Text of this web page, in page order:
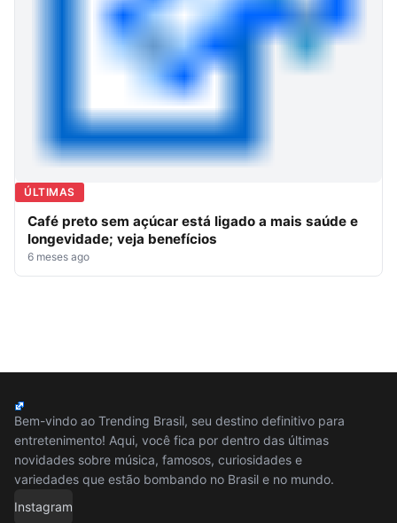
ÚLTIMAS
Café preto sem açúcar está ligado a mais saúde e
longevidade; veja benefícios
6 meses ago
Bem-vindo ao Trending Brasil, seu destino definitivo para
entretenimento! Aqui, você fica por dentro das últimas
novidades sobre música, famosos, curiosidades e
variedades que estão bombando no Brasil e no mundo.
Instagram